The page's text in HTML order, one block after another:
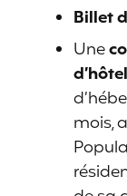
Billet
Une
mois,